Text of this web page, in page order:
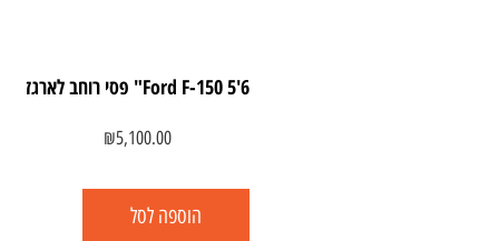
Ford F-150 5'6" פסי רוחב לארגז
₪5,100.00
הוספה לסל